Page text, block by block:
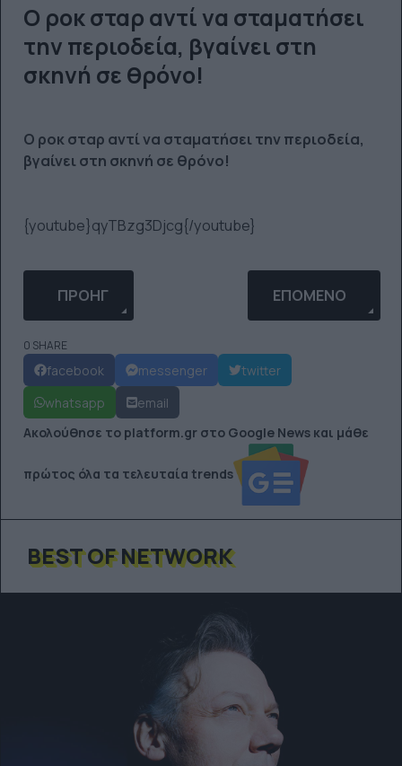
Ο ροκ σταρ αντί να σταματήσει
την περιοδεία, βγαίνει στη
σκηνή σε θρόνο!
Ο ροκ σταρ αντί να σταματήσει την περιοδεία,
βγαίνει στη σκηνή σε θρόνο!
{youtube}qyTBzg3Djcg{/youtube}
ΠΡΟΗΓΟΎΜΕΝΟ ΆΡΘΡΟ: ΈΦΗΒΗ ΤΟΥΪΤΆΡΕΙ ΕΝ
ΠΡΟΗΓ ΕΠΌΜΕΝΟ ΆΡΘΡΟ:
ΕΠΌΜΕΝΟ
0 SHARE
facebook messenger
twitter
whatsapp
email
Ακολούθησε το platform.gr στο Google News και μάθε
πρώτος όλα τα τελευταία trends
BEST OF NETWORK